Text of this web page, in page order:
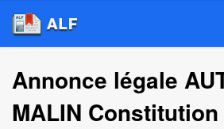
Annonce légale
MALIN Constitution